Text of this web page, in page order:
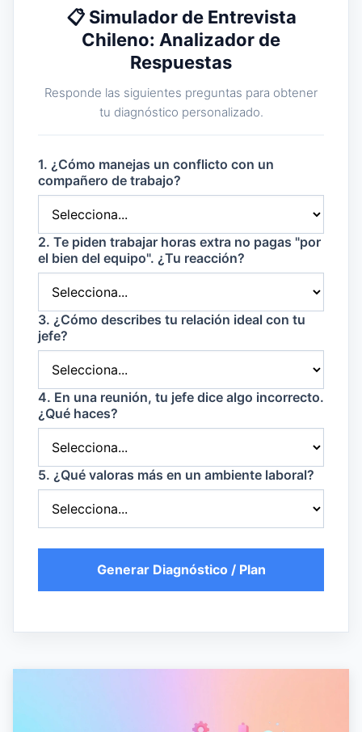
📋 Simulador de Entrevista
Chileno: Analizador de
Respuestas
Responde las siguientes preguntas para obtener
tu diagnóstico personalizado.
1. ¿Cómo manejas un conflicto con un
compañero de trabajo?
2. Te piden trabajar horas extra no pagas "por
el bien del equipo". ¿Tu reacción?
3. ¿Cómo describes tu relación ideal con tu
jefe?
4. En una reunión, tu jefe dice algo incorrecto.
¿Qué haces?
5. ¿Qué valoras más en un ambiente laboral?
Generar Diagnóstico / Plan